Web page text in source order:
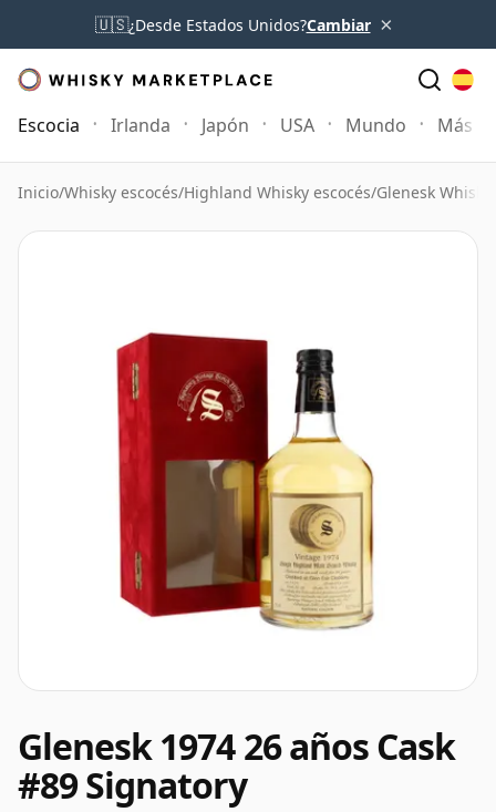
🇺🇸¿Desde Estados Unidos?Cambiar ×
Escocia Irlanda Japón USA Mundo Más
Inicio/Whisky escocés/Highland Whisky escocés/Glenesk Whisky
Glenesk 1974 26 años Cask
#89 Signatory